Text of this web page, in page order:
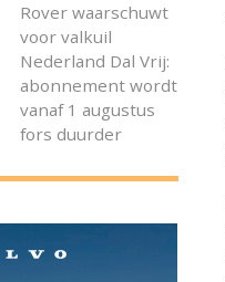
Rover waarschuwt
voor valkuil
Nederland Dal Vrij:
abonnement wordt
vanaf 1 augustus
fors duurder